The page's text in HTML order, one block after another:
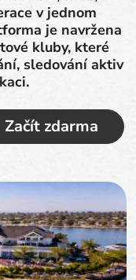
v jednom
je navržena
kluby, které
sledování aktiv
Začít zdarma